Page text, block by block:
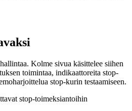
Kolme sivua käsittelee siihen
toimintaa, indikaattoreita stop-
stop-kurin testaamiseen.
stop-toimeksiantoihin